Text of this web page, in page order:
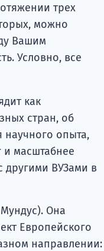
трех
можно
Вашим
Условно, все
как
стран, об
опыта,
и масштабнее
другими ВУЗами в
Она
Европейского
направлении: